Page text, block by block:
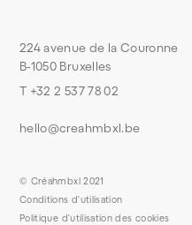
224 avenue de la Couronne
B-1050 Bruxelles
T +32 2 537 78 02
hello@creahmbxl.be
© Créahmbxl 2021
Conditions d'utilisation
Politique d'utilisation des cookies